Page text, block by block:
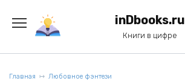
содержанию
inDbooks.ru
Книги в цифре
Главная Любовное фэнтези